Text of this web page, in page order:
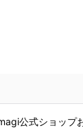
公式ショッ